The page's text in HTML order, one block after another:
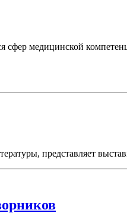
медицинской
представляет